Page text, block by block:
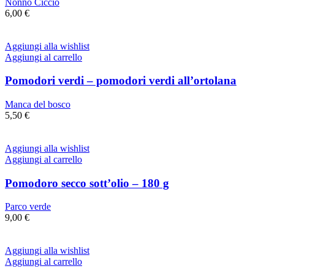
6,00 €
Aggiungi alla wishlist
Aggiungi al carrello
Pomodori verdi – pomodori verdi all’ortolana
Manca del bosco
5,50 €
Aggiungi alla wishlist
Aggiungi al carrello
Pomodoro secco sott’olio – 180 g
Parco verde
9,00 €
Aggiungi alla wishlist
Aggiungi al carrello